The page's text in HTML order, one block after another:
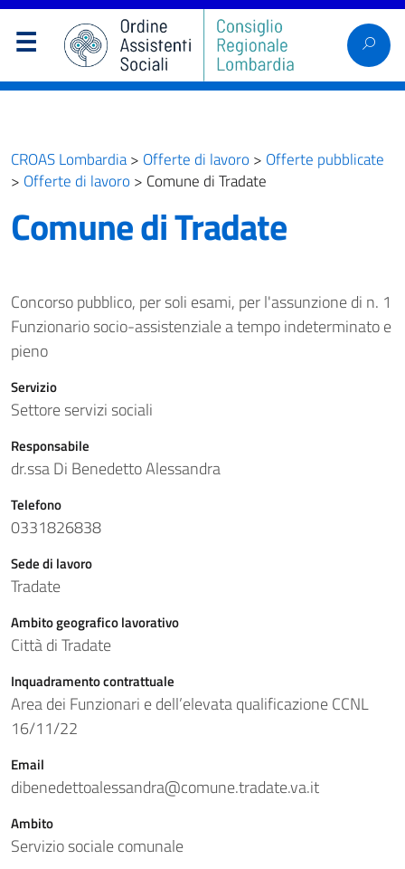
CROAS Lombardia> Offerte di lavoro > Offerte pubblicate
> Offerte di lavoro > Comune di Tradate
Comune di Tradate
Concorso pubblico, per soli esami, per l'assunzione di n. 1
Funzionario socio-assistenziale a tempo indeterminato e
pieno
Servizio
Settore servizi sociali
Responsabile
dr.ssa Di Benedetto Alessandra
Telefono
0331826838
Sede di lavoro
Tradate
Ambito geografico lavorativo
Città di Tradate
Inquadramento contrattuale
Area dei Funzionari e dell’elevata qualificazione CCNL
16/11/22
Email
dibenedettoalessandra@comune.tradate.va.it
Ambito
Servizio sociale comunale